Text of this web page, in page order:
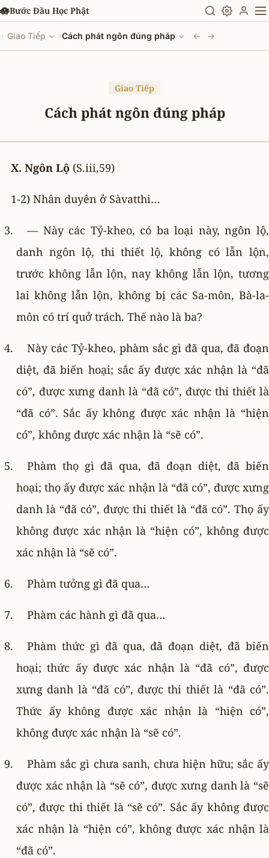
Chuyển đến nội dung chính
🪷Bước Đầu Học Phật
› Giao Tiếp ›Cách phát ngôn đúng pháp ← →
Giao Tiếp
Cách phát ngôn đúng pháp
X. Ngôn Lộ (S.iii,59)
1-2) Nhân duyên ở Sàvatthi…
— Này các Tỷ-kheo, có ba loại này, ngôn lộ,
danh ngôn lộ, thi thiết lộ, không có lẫn lộn,
trước không lẫn lộn, nay không lẫn lộn, tương
lai không lẫn lộn, không bị các Sa-môn, Bà-la-
môn có trí quở trách. Thế nào là ba?
Này các Tỷ-kheo, phàm sắc gì đã qua, đã đoạn
diệt, đã biến hoại; sắc ấy được xác nhận là “đã
có”, được xưng danh là “đã có”, được thi thiết là
“đã có”. Sắc ấy không được xác nhận là “hiện
có”, không được xác nhận là “sẽ có”.
Phàm thọ gì đã qua, đã đoạn diệt, đã biến
hoại; thọ ấy được xác nhận là “đã có”, được xưng
danh là “đã có”, được thi thiết là “đã có”. Thọ ấy
không được xác nhận là “hiện có”, không được
xác nhận là “sẽ có”.
Phàm tưởng gì đã qua…
Phàm các hành gì đã qua…
Phàm thức gì đã qua, đã đoạn diệt, đã biến
hoại; thức ấy được xác nhận là “đã có”, được
xưng danh là “đã có”, được thi thiết là “đã có”.
Thức ấy không được xác nhận là “hiện có”,
không được xác nhận là “sẽ có”.
Phàm sắc gì chưa sanh, chưa hiện hữu; sắc ấy
được xác nhận là “sẽ có”, được xưng danh là “sẽ
có”, được thi thiết là “sẽ có”. Sắc ấy không được
xác nhận là “hiện có”, không được xác nhận là
“đã có”.